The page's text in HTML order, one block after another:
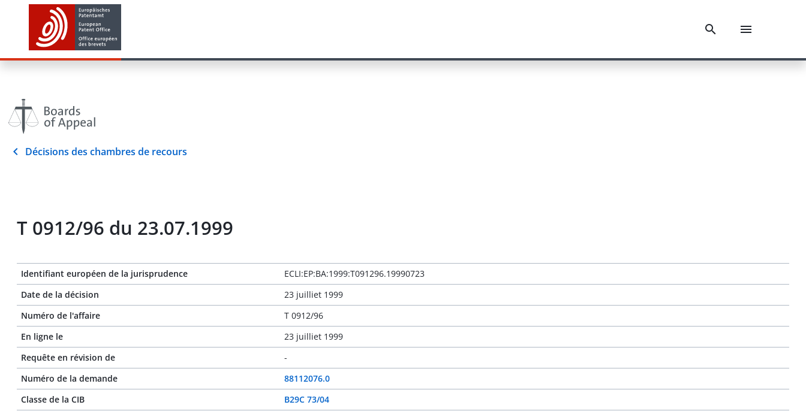
Décisions des chambres de recours
T 0912/96 du 23.07.1999
Identifiant européen de la jurisprudence
ECLI:EP:BA:1999:T091296.19990723
Date de la décision
23 juilliet 1999
Numéro de l'affaire
T 0912/96
En ligne le
23 juilliet 1999
Requête en révision de
-
Numéro de la demande
88112076.0
Classe de la CIB
B29C 73/04